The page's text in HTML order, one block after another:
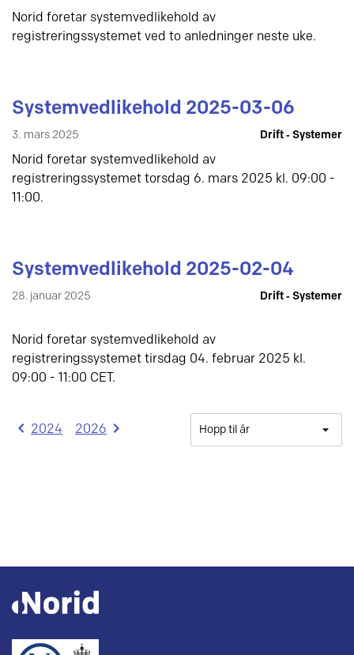
Norid foretar systemvedlikehold av
registreringssystemet ved to anledninger neste uke.
Systemvedlikehold 2025-03-06
3. mars 2025 Drift ‐ Systemer
Norid foretar systemvedlikehold av
registreringssystemet torsdag 6. mars 2025 kl. 09:00 -
11:00.
Systemvedlikehold 2025-02-04
28. januar 2025 Drift ‐ Systemer
Norid foretar systemvedlikehold av
registreringssystemet tirsdag 04. februar 2025 kl.
09:00 - 11:00 CET.
2024 2026 Hopp til år